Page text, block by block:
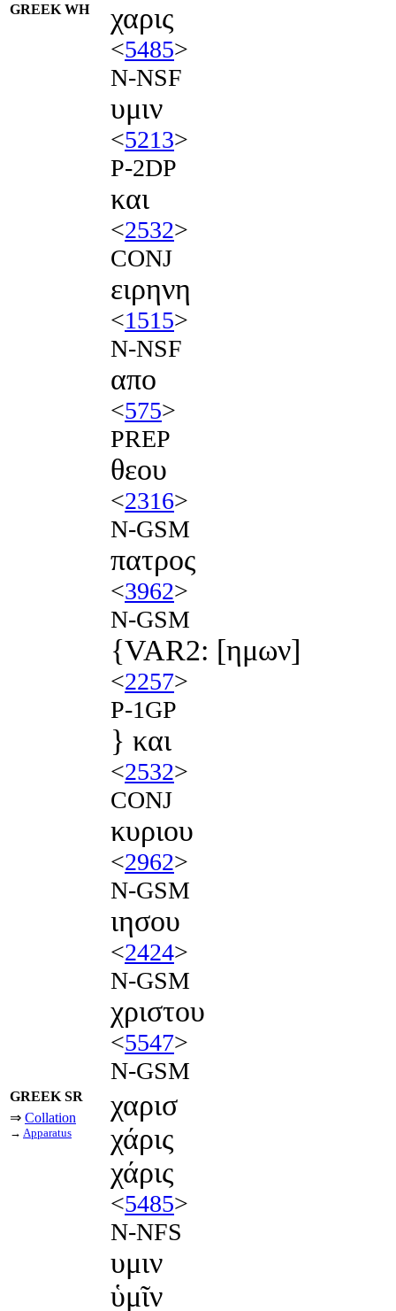
GREEK WH χαρις
<5485>
N-NSF
υμιν
<5213>
P-2DP
και
<2532>
CONJ
ειρηνη
<1515>
N-NSF
απο
<575>
PREP
θεου
<2316>
N-GSM
πατρος
<3962>
N-GSM
{VAR2: [ημων]
<2257>
P-1GP
} και
<2532>
CONJ
κυριου
<2962>
N-GSM
ιησου
<2424>
N-GSM
χριστου
<5547>
N-GSM
GREEK SR
⇒ Collation
→ Apparatus
χαρισ
χάρις
χάρις
<5485>
N-NFS
υμιν
ὑμῖν